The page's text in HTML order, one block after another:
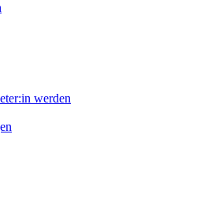
werden